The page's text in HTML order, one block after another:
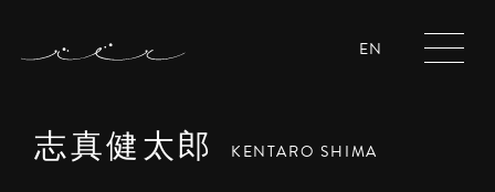
EN
志真健太郎 KENTARO SHIMA